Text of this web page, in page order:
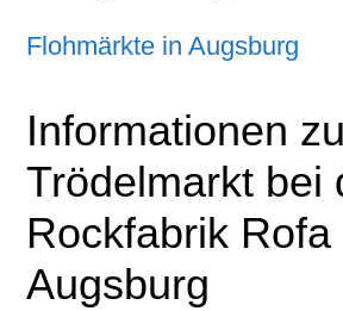
Flohmärkte in Augsburg
Informationen
Trödelmarkt bei
Rockfabrik Rofa
Augsburg